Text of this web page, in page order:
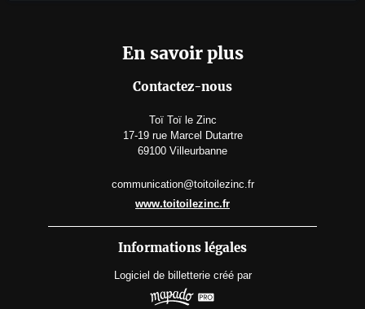
En savoir plus
Contactez-nous
Toï Toï le Zinc
17-19 rue Marcel Dutartre
69100 Villeurbanne
communication@toitoilezinc.fr
www.toitoilezinc.fr
Informations légales
Logiciel de billetterie créé par